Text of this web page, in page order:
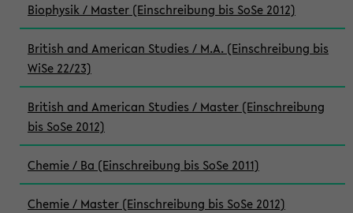
Biophysik / Master (Einschreibung bis SoSe 2012)
British and American Studies / M.A. (Einschreibung bis
WiSe 22/23)
British and American Studies / Master (Einschreibung
bis SoSe 2012)
Chemie / Ba (Einschreibung bis SoSe 2011)
Chemie / Master (Einschreibung bis SoSe 2012)